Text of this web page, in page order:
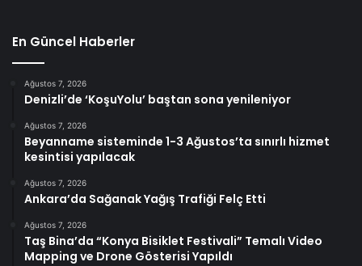
En Güncel Haberler
Ağustos 7, 2026
Denizli’de ‘KoşuYolu’ baştan sona yenileniyor
Ağustos 7, 2026
Beyanname sisteminde 1-3 Ağustos’ta sınırlı hizmet
kesintisi yapılacak
Ağustos 7, 2026
Ankara’da Sağanak Yağış Trafiği Felç Etti
Ağustos 7, 2026
Taş Bina’da “Konya Bisiklet Festivali” Temalı Video
Mapping ve Drone Gösterisi Yapıldı